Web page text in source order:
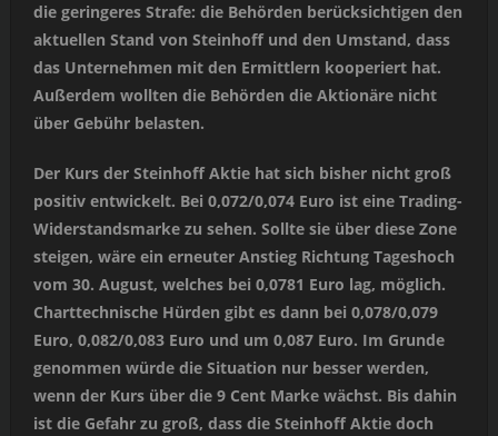
die geringeres Strafe: die Behörden berücksichtigen den
aktuellen Stand von Steinhoff und den Umstand, dass
das Unternehmen mit den Ermittlern kooperiert hat.
Außerdem wollten die Behörden die Aktionäre nicht
über Gebühr belasten.
Der Kurs der Steinhoff Aktie hat sich bisher nicht groß
positiv entwickelt. Bei 0,072/0,074 Euro ist eine Trading-
Widerstandsmarke zu sehen. Sollte sie über diese Zone
steigen, wäre ein erneuter Anstieg Richtung Tageshoch
vom 30. August, welches bei 0,0781 Euro lag, möglich.
Charttechnische Hürden gibt es dann bei 0,078/0,079
Euro, 0,082/0,083 Euro und um 0,087 Euro. Im Grunde
genommen würde die Situation nur besser werden,
wenn der Kurs über die 9 Cent Marke wächst. Bis dahin
ist die Gefahr zu groß, dass die Steinhoff Aktie doch